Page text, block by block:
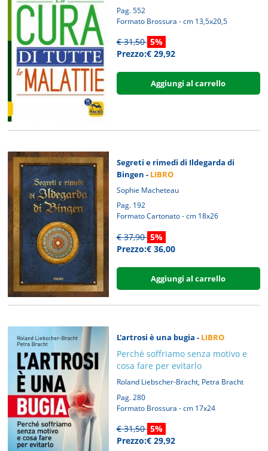
Pag. 552
Formato Brossura - cm 13,5x20,5
€ 31,50 5%
Prezzo:€ 29,92
Aggiungi al carrello
Segreti e rimedi di Ildegarda di
Bingen - LIBRO
Sophie Macheteau
Pag. 192
Formato Cartonato - cm 18x26
€ 37,90 5%
Prezzo:€ 36,00
Aggiungi al carrello
L'artrosi è una bugia - LIBRO
Perché soffriamo senza motivo e
cosa fare per evitarlo
Roland Liebscher-Bracht, Petra Bracht
Pag. 280
Formato Brossura - cm 17x24
€ 31,50 5%
Prezzo:€ 29,92